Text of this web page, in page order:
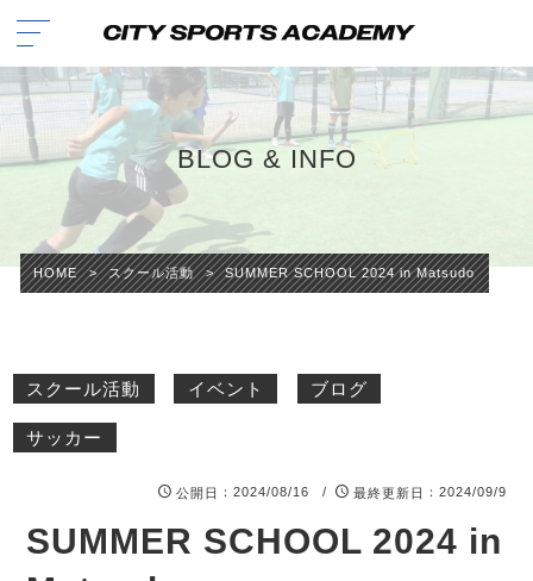
BLOG & INFO
HOME > スクール活動 > SUMMER SCHOOL 2024 in Matsudo
スクール活動 イベント ブログ
サッカー
公開日 ：2024/08/16 / 最終更新日 ：2024/09/9
SUMMER SCHOOL 2024 in